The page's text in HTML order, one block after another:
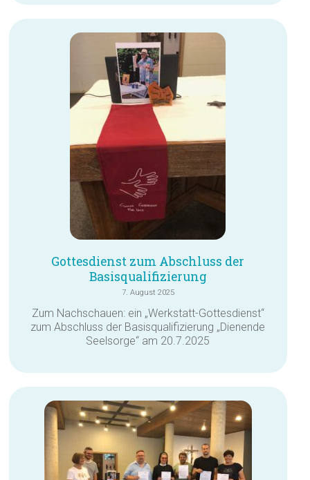
Gottesdienst zum Abschluss der
Basisqualifizierung
7. August 2025
Zum Nachschauen: ein „Werkstatt-Gottesdienst“
zum Abschluss der Basisqualifizierung „Dienende
Seelsorge“ am 20.7.2025